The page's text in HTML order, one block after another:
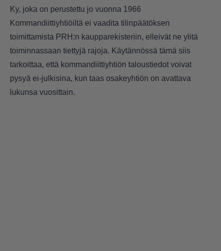
Ky, joka on perustettu jo vuonna 1966
Kommandiittiyhtiöiltä ei vaadita tilinpäätöksen
toimittamista PRH:n kaupparekisteriin, elleivät ne ylitä
toiminnassaan tiettyjä rajoja. Käytännössä tämä siis
tarkoittaa, että kommandiittiyhtiön taloustiedot voivat
pysyä ei-julkisina, kun taas osakeyhtiön on avattava
lukunsa vuosittain.